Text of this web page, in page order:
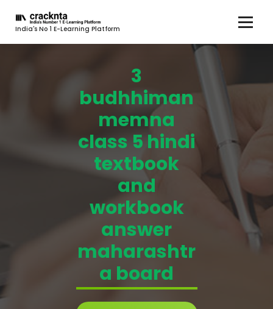
India's No 1 E-Learning Platform
3
budhhiman
memna
class 5 hindi
textbook
and
workbook
answer
maharashtr
a board